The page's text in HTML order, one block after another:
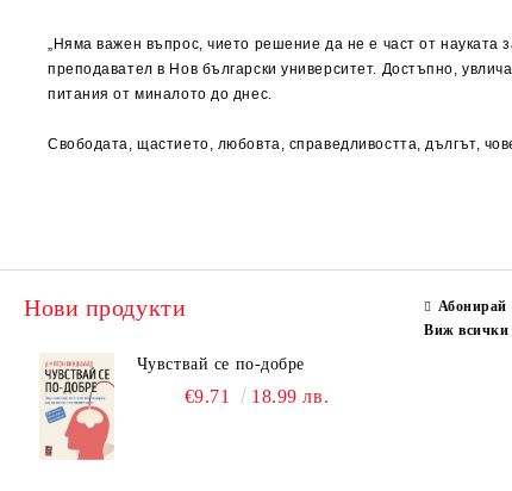
„Няма важен въпрос, чието решение да не е част от науката
преподавател в Нов български университет. Достъпно,
питания от миналото до днес.
Свободата, щастието, любовта, справедливостта, дългът,
Нови продукти
Чувствай се по-добре
€9.71 18.99 лв.
Абонирай
Виж всички